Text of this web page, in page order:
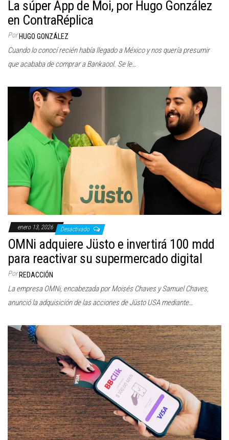
La súper App de Moi, por Hugo González
en ContraRéplica
Por HUGO GONZÁLEZ
Cuando lo conocí recién había llegado a México y nos quería presumir
que acababa de comprar a Bankaool. Se le…
enero 13, 2026 Desactivado
OMNi adquiere Jüsto e invertirá 100 mdd
para reactivar su supermercado digital
Por REDACCIÓN
La empresa OMNi, encabezada por Moisés Chaves y Samuel Chaves,
anunció la adquisición de las acciones de Jüsto USA mediante…